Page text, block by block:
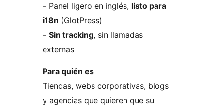
– Panel ligero en inglés, listo para
i18n (GlotPress)
– Sin tracking, sin llamadas
externas
Para quién es
Tiendas, webs corporativas, blogs
y agencias que quieren que su